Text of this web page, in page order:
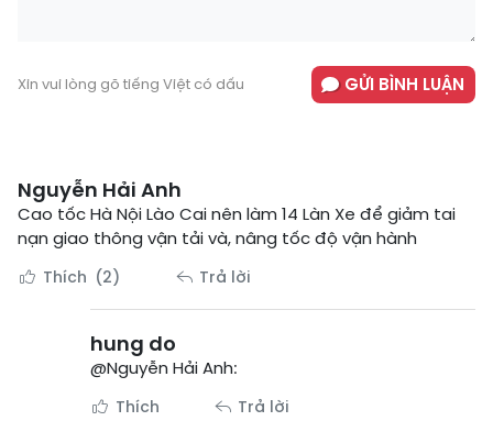
Xin vui lòng gõ tiếng Việt có dấu GỬI BÌNH LUẬN
Nguyễn Hải Anh
Cao tốc Hà Nội Lào Cai nên làm 14 Làn Xe để giảm tai
nạn giao thông vận tải và, nâng tốc độ vận hành
Thích (2) Trả lời
hung do
@Nguyễn Hải Anh:
Thích Trả lời